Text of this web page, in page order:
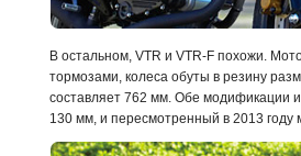
В остальном, VTR и VTR-F похожи.
тормозами, колеса обуты в резину
составляет 762 мм. Обе модификации
130 мм, и пересмотренный в 2013